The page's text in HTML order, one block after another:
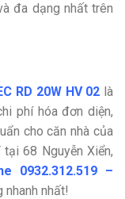
đa dạng nhất trên
RD 20W HV 02 là
phí hóa đơn diện,
cho căn nhà của
68 Nguyễn Xiển,
0932.312.519 –
nhất!